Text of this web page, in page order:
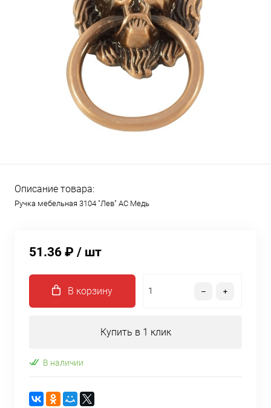
Описание товара:
Ручка мебельная 3104 "Лев" AС Медь
51.36 ₽ / шт
В корзину
Купить в 1 клик
В наличии